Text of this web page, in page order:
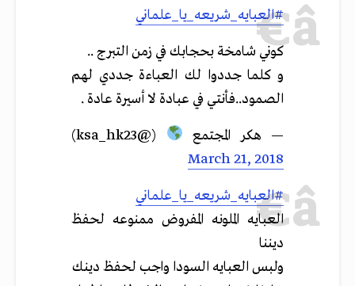
#العبايه_شريعه_يا_علماني
كوني شامخة بحجابك في زمن التبرج ..
و كلما جددوا لك العباءة جددي لهم
الصمود..فأنتي في عبادة لا أسيرة عادة .
— هكر المجتمع
(@ksa_hk23)
March 21, 2018
#العبايه_شريعه_يا_علماني
العبايه الملونه المفروض ممنوعه لحفظ
ديننا
ولبس العبايه السودا واجب لحفظ دينك